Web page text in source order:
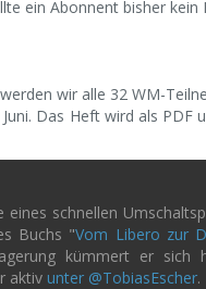
ein Abonnent bisher
wir alle 32 WM-
Das Heft wird als PDF
schnellen
Buchs "Vom Libero zur
kümmert er sich
aktiv unter @TobiasEscher.